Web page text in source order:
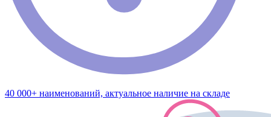
40 000+ наименований, актуальное наличие на складе